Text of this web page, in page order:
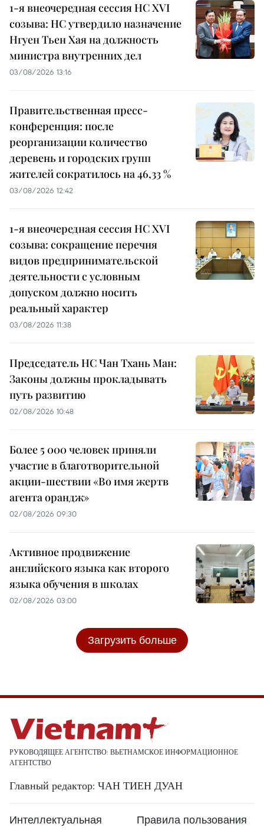
1-я внеочередная сессия НС XVI
созыва: НС утвердило назначение
Нгуен Тьен Хая на должность
министра внутренних дел
03/08/2026 13:16
Правительственная пресс-
конференция: после
реорганизации количество
деревень и городских групп
жителей сократилось на 46,33 %
03/08/2026 12:42
1-я внеочередная сессия НС XVI
созыва: сокращение перечня
видов предпринимательской
деятельности с условным
допуском должно носить
реальный характер
03/08/2026 11:38
Председатель НС Чан Тхань Ман:
Законы должны прокладывать
путь развитию
02/08/2026 10:48
Более 5 000 человек приняли
участие в благотворительной
акции-шествии «Во имя жертв
агента орандж»
02/08/2026 09:30
Активное продвижение
английского языка как второго
языка обучения в школах
02/08/2026 03:00
Загрузить больше
РУКОВОДЯЩЕЕ АГЕНТСТВО: ВЬЕТНАМСКОЕ ИНФОРМАЦИОННОЕ
АГЕНТСТВО
Главный редактор: ЧАН ТИЕН ДУАН
Интеллектуальная
Правила пользования